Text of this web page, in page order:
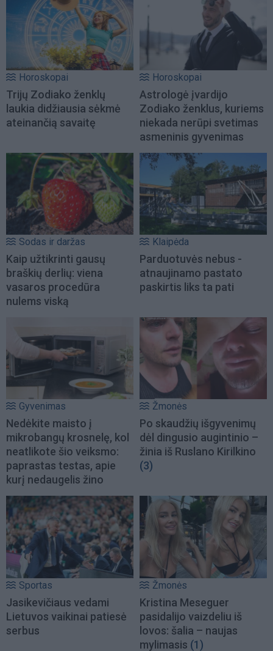
Horoskopai
Trijų Zodiako ženklų
laukia didžiausia sėkmė
ateinančią savaitę
Horoskopai
Astrologė įvardijo
Zodiako ženklus, kuriems
niekada nerūpi svetimas
asmeninis gyvenimas
Sodas ir daržas
Kaip užtikrinti gausų
braškių derlių: viena
vasaros procedūra
nulems viską
Klaipėda
Parduotuvės nebus -
atnaujinamo pastato
paskirtis liks ta pati
Gyvenimas
Nedėkite maisto į
mikrobangų krosnelę, kol
neatlikote šio veiksmo:
paprastas testas, apie
kurį nedaugelis žino
Žmonės
Po skaudžių išgyvenimų
dėl dingusio augintinio –
žinia iš Ruslano Kirilkino
(3)
Sportas
Jasikevičiaus vedami
Lietuvos vaikinai patiesė
serbus
Žmonės
Kristina Meseguer
pasidalijo vaizdeliu iš
lovos: šalia – naujas
mylimasis (1)